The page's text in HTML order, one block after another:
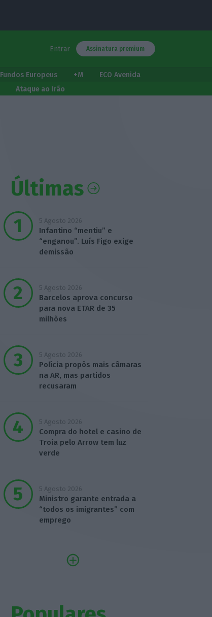
Entrar Assinatura premium
Fundos Europeus +M
ECO Avenida
Ataque ao Irão
Últimas
5 Agosto 2026
Infantino “mentiu” e
“enganou”. Luís Figo exige
demissão
5 Agosto 2026
Barcelos aprova concurso
para nova ETAR de 35
milhões
5 Agosto 2026
Polícia propôs mais câmaras
na AR, mas partidos
recusaram
5 Agosto 2026
Compra do hotel e casino de
Troia pelo Arrow tem luz
verde
5 Agosto 2026
Ministro garante entrada a
“todos os imigrantes” com
emprego